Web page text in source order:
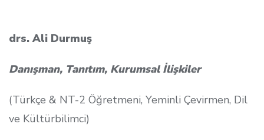
drs. Ali Durmuş
Danışman, Tanıtım, Kurumsal İlişkiler
(Türkçe & NT-2 Öğretmeni, Yeminli Çevirmen, Dil
ve Kültürbilimci)